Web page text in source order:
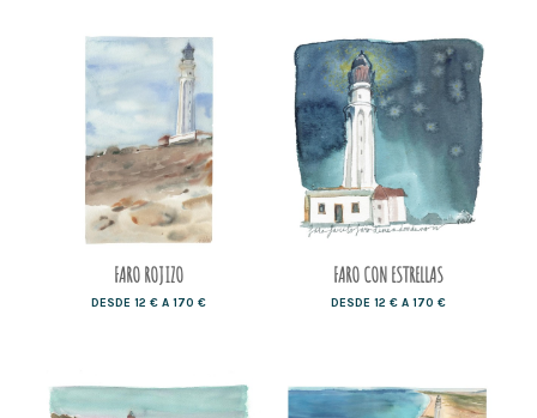
FARO ROJIZO
DESDE 12 € A 170 €
FARO CON ESTRELLAS
DESDE 12 € A 170 €